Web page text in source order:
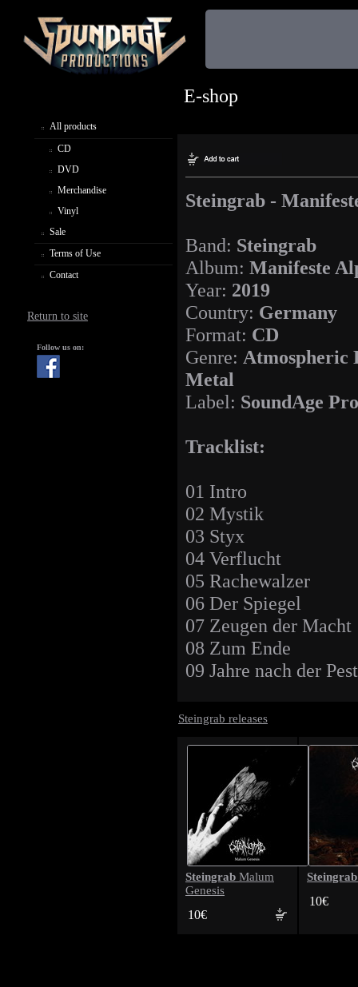
All products
CD
DVD
Merchandise
Vinyl
Sale
Terms of Use
Contact
Return to site
Follow us on:
E-shop
Steingrab -
Band: Steingrab
Album: Manifeste
Year: 2019
Country: Germany
Format: CD
Genre: Atmospheric
Metal
Label: SoundAge
Tracklist:
01 Intro
02 Mystik
03 Styx
04 Verflucht
05 Rachewalzer
06 Der Spiegel
07 Zeugen der Macht
08 Zum Ende
09 Jahre nach der Pest
Steingrab releases
Steingrab Malum
Genesis
10€
Steingrab
10€